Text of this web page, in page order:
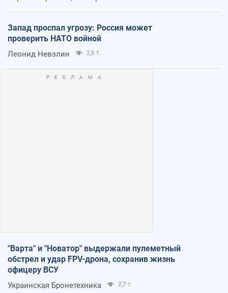
Запад проспал угрозу: Россия может
проверить НАТО войной
Леонид Невзлин 2,6 т.
"Варта" и "Новатор" выдержали пулеметный
обстрел и удар FPV-дрона, сохранив жизнь
офицеру ВСУ
Украинская Бронетехника 2,7 т.